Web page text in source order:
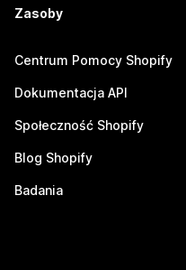
Zasoby
Centrum Pomocy Shopify
Dokumentacja API
Społeczność Shopify
Blog Shopify
Badania